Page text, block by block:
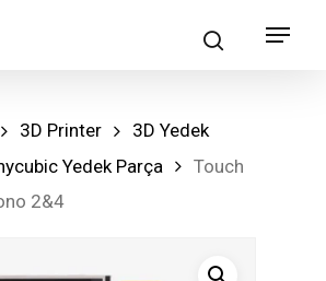
searchMenu
3D Printer
3D Yedek
Yedek Parça
Touch
2&4